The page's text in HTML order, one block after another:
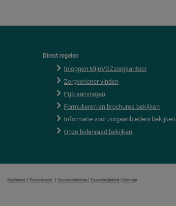
Direct regelen
Inloggen MijnVGZzorgkantoor
Zorgverlener vinden
Pgb aanvragen
Formulieren en brochures bekijken
Informatie voor zorgaanbieders bekijken
Onze ledenraad bekijken
Disclaimer | Privacybeleid | Cookieverklaring | Toegankelijkheid | Sitemap